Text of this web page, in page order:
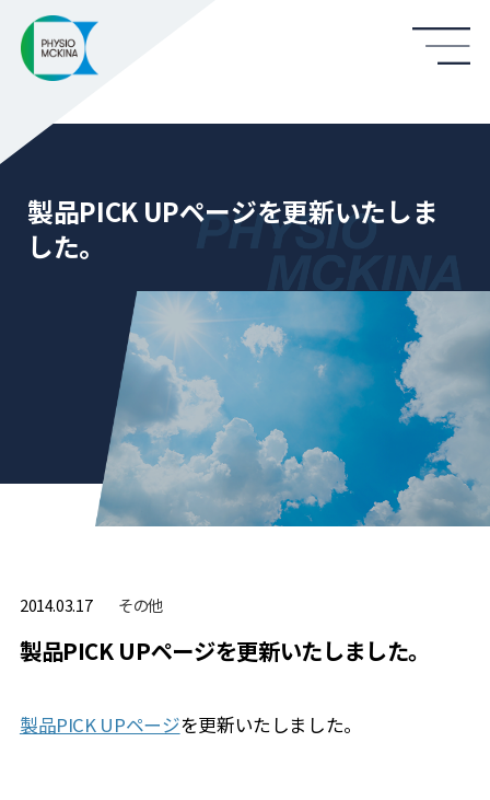
製品PICK UPページを更新いたしま
した。
2014.03.17 その他
製品PICK UPページを更新いたしました。
製品PICK UPページを更新いたしました。